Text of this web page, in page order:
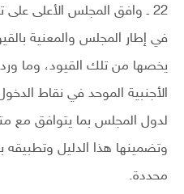
22 ـ وافق المجلس الأعلى على
في إطار المجلس والمعنية
يخصها من تلك القيود، وما
الأجنبية الموحد في نقاط
لدول المجلس بما يتوافق مع
وتضمينها هذا الدليل وتطبيقه
محددة.